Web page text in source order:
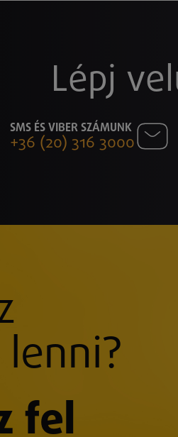
Lépj
SMS ÉS VIBER SZÁMUNK
+36 (20) 316 3000
fel